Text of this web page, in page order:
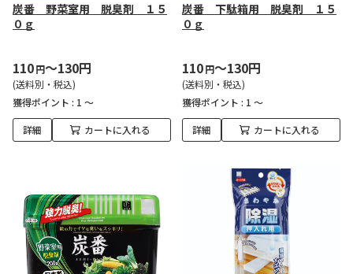
炭番 野菜室用 脱臭剤 １５
０ｇ
110円～130円
(送料別・税込)
獲得ポイント : 1 ～
詳細 カートに入れる
炭番 下駄箱用 脱臭剤 １５
０ｇ
110円～130円
(送料別・税込)
獲得ポイント : 1 ～
詳細 カートに入れる